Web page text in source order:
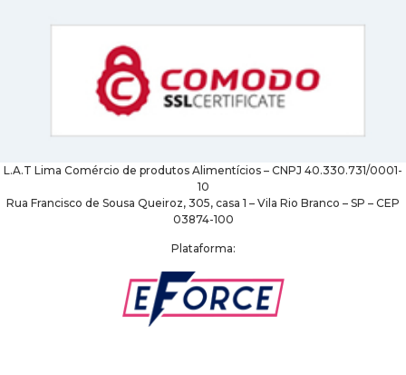
L.A.T Lima Comércio de produtos Alimentícios – CNPJ 40.330.731/0001-
10
Rua Francisco de Sousa Queiroz, 305, casa 1 – Vila Rio Branco – SP – CEP
03874-100
Plataforma: